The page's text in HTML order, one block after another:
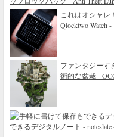
これはオシャ
Qlocktwo Watch -
ファンタジーす
術的な盆栽 -
できるデジタルノート - noteslate